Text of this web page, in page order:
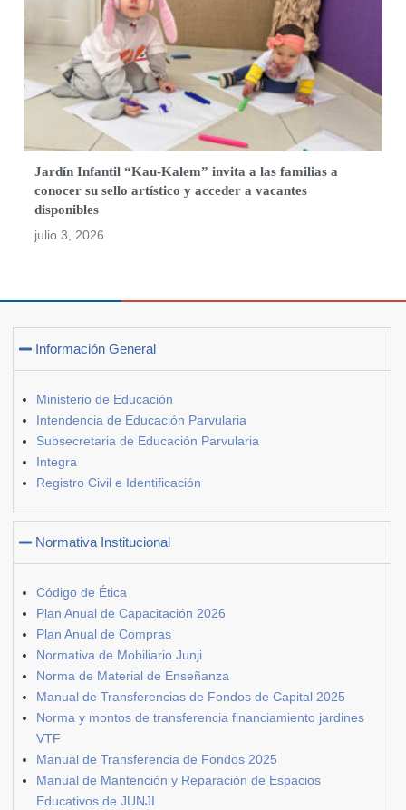
Jardín Infantil “Kau-Kalem” invita a las familias a
conocer su sello artístico y acceder a vacantes
disponibles
julio 3, 2026
Información General
Ministerio de Educación
Intendencia de Educación Parvularia
Subsecretaria de Educación Parvularia
Integra
Registro Civil e Identificación
Normativa Institucional
Código de Ética
Plan Anual de Capacitación 2026
Plan Anual de Compras
Normativa de Mobiliario Junji
Norma de Material de Enseñanza
Manual de Transferencias de Fondos de Capital 2025
Norma y montos de transferencia financiamiento jardines
VTF
Manual de Transferencia de Fondos 2025
Manual de Mantención y Reparación de Espacios
Educativos de JUNJI